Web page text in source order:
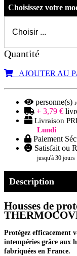
Choisissez votre
Quantité
AJOUTER AU
personne(s)
+ 3,79 €
Livraison
Lundi
Paiement
Satisfait ou
jusqu'à 30 jours
Description
Housses de
Protégez efficacement
intempéries grâce aux
fabriquées en France.